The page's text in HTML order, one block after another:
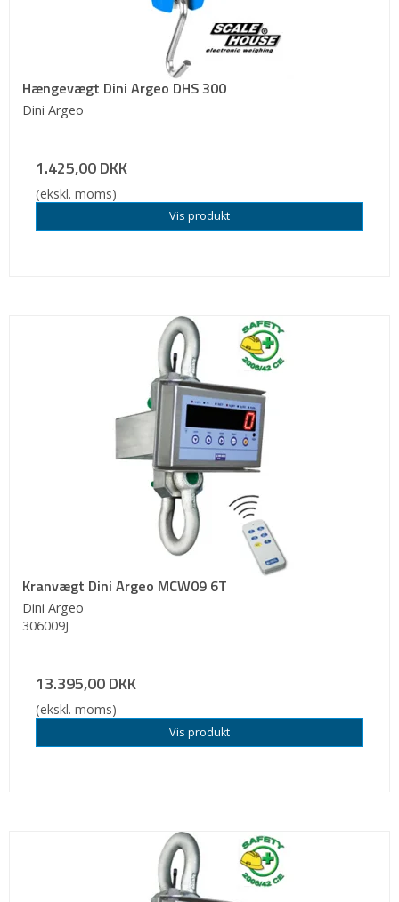
Hængevægt Dini Argeo DHS 300
Dini Argeo
1.425,00 DKK
(ekskl. moms)
Vis produkt
Kranvægt Dini Argeo MCW09 6T
Dini Argeo
306009J
13.395,00 DKK
(ekskl. moms)
Vis produkt